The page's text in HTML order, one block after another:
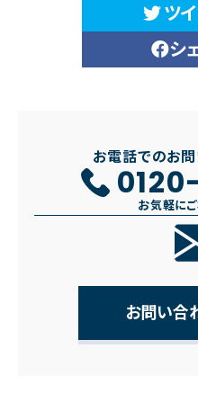
ツ
シ
お電話でのお
お気軽に
お問い合